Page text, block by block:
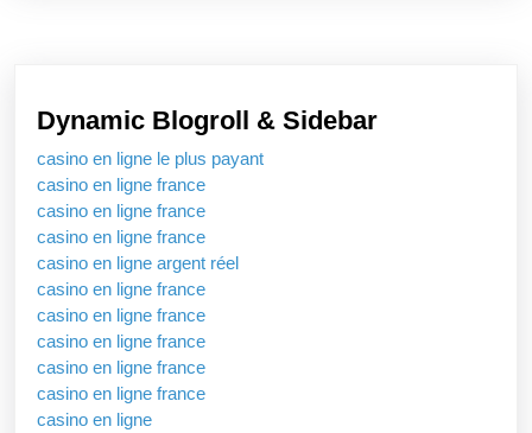
Dynamic Blogroll & Sidebar
casino en ligne le plus payant
casino en ligne france
casino en ligne france
casino en ligne france
casino en ligne argent réel
casino en ligne france
casino en ligne france
casino en ligne france
casino en ligne france
casino en ligne france
casino en ligne